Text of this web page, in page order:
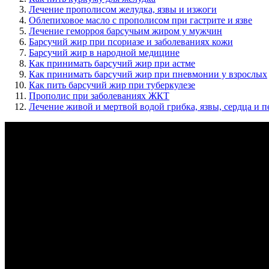
Лечение прополисом желудка, язвы и изжоги
Облепиховое масло с прополисом при гастрите и язве
Лечение геморроя барсучьим жиром у мужчин
Барсучий жир при псориазе и заболеваниях кожи
Барсучий жир в народной медицине
Как принимать барсучий жир при астме
Как принимать барсучий жир при пневмонии у взрослых
Как пить барсучий жир при туберкулезе
Прополис при заболеваниях ЖКТ
Лечение живой и мертвой водой грибка, язвы, сердца и